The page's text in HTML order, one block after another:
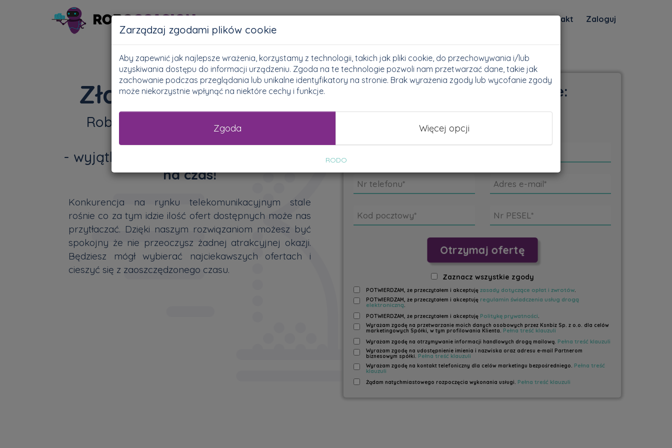
Zarządzaj zgodami plików cookie
Aby zapewnić jak najlepsze wrażenia, korzystamy z technologii, takich jak pliki cookie, do przechowywania i/lub
uzyskiwania dostępu do informacji urządzeniu. Zgoda na te technologie pozwoli nam przetwarzać dane, takie jak
zachowanie podczas przeglądania lub unikalne identyfikatory na stronie. Brak wyrażenia zgody lub wycofanie zgody
może niekorzystnie wpłynąć na niektóre cechy i funkcje.
Zgoda Więcej opcji
RODO
Kontakt Zaloguj
Złapsuper okazje!
Roboccasion Pomoże ci trafić w
dziesiątkę z oferta
- wyjątkowe oferty,
na czas!
Konkurencja na rynku telekomunikacyjnym stale
rośnie co za tym idzie ilość ofert dostępnych może nas
przytłaczać. Dzięki naszym rozwiązaniom możesz być
spokojny że nie przeoczysz żadnej atrakcyjnej okazji.
Będziesz mógł wybierać najciekawszych ofertach i
cieszyć się z zaoszczędzonego czasu.
Podaj wymagane dane:
Otrzymaj ofertę
Zaznacz wszystkie zgody
POTWIERDZAM, że przeczytałem i akceptuję zasady dotyczące opłat i zwrotów.
POTWIERDZAM, że przeczytałem i akceptuję regulamin świadczenia usług drogą
elektroniczną.
POTWIERDZAM, że przeczytałem i akceptuję Politykę prywatności.
Wyrażam zgodę na przetwarzanie moich danych osobowych przez Ksnbiz Sp. z o.o. dla celów
marketingowych Spółki, w tym profilowania Klienta. Pełna treść klauzuli
Wyrażam zgodę na otrzymywanie informacji handlowych drogą mailową. Pełna treść klauzuli
Wyrażam zgodę na udostępnienie imienia i nazwiska oraz adresu e-mail Partnerom
biznesowym spółki. Pełna treść klauzuli
Wyrażam zgodę na kontakt telefoniczny dla celów marketingu bezpośredniego. Pełna treść
klauzuli
Żądam natychmiastowego rozpoczęcia wykonania usługi. Pełna treść klauzuli